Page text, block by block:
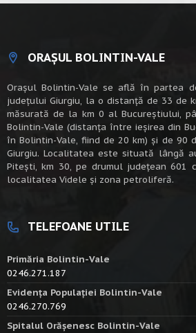
ORAȘUL BOLINTIN-VALE
Oraşul Bolintin-Vale se află în partea
judeţului Giurgiu, la o distanţă de 33 de
măsurată de la km 0 al Bucureștiului,
Bolintin-Vale (distanța între ieșirea din
în Bolintin-Vale, fiind de 20 km) şi de 90
Giurgiu. Localitatea este situată lângă
Piteşti, km 30, pe drumul judeţean 601
localitatea Videle şi zona petroliferă.
TELEFOANE UTILE
Primăria Bolintin-Vale
0246.271.187
Evidența Populației Bolintin-Vale
0246.270.769
Spitalul Orășenesc Bolintin-Vale